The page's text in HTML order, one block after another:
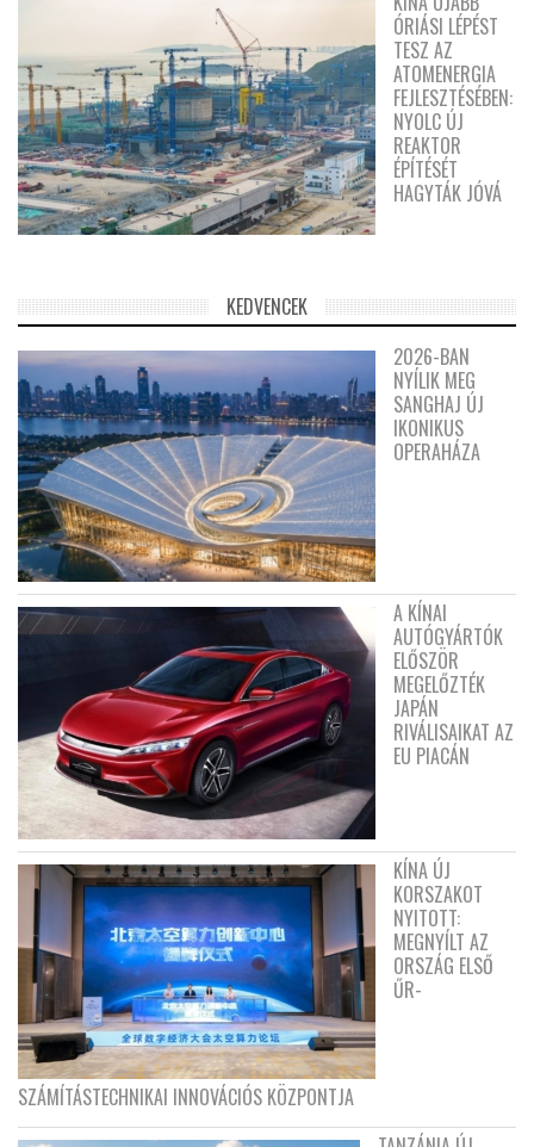
ÓRIÁSI LÉPÉST
TESZ AZ
ATOMENERGIA
FEJLESZTÉSÉBEN:
NYOLC ÚJ
REAKTOR
ÉPÍTÉSÉT
HAGYTÁK JÓVÁ
KEDVENCEK
2026-BAN
NYÍLIK MEG
SANGHAJ ÚJ
IKONIKUS
OPERAHÁZA
A KÍNAI
AUTÓGYÁRTÓK
ELŐSZÖR
MEGELŐZTÉK
JAPÁN
RIVÁLISAIKAT AZ
EU PIACÁN
KÍNA ÚJ
KORSZAKOT
NYITOTT:
MEGNYÍLT AZ
ORSZÁG ELSŐ
ŰR-
SZÁMÍTÁSTECHNIKAI INNOVÁCIÓS KÖZPONTJA